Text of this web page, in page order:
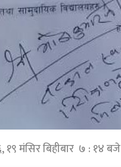
१९ मंसिर बिहीबार ७ : १४ बजे